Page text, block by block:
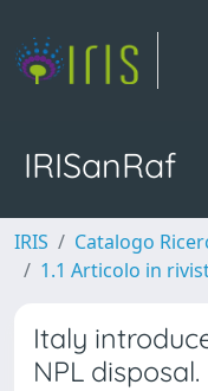
IRISanRaf
IRIS Catalogo
1.1 Articolo in
Italy
NPL disposal.